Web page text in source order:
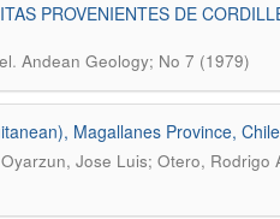
PROVENIENTES DE
. Andean Geology; No 7 (1979)
Magallanes Province,
Jose Luis; Otero, Rodrigo